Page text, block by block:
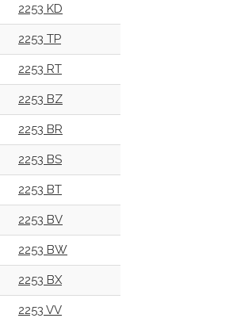
2253 KD
2253 TP
2253 RT
2253 BZ
2253 BR
2253 BS
2253 BT
2253 BV
2253 BW
2253 BX
2253 VV